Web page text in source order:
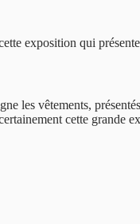
exposition qui
les vêtements,
cette grande